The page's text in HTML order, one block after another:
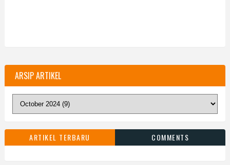
ARSIP ARTIKEL
ARTIKEL TERBARU COMMENTS